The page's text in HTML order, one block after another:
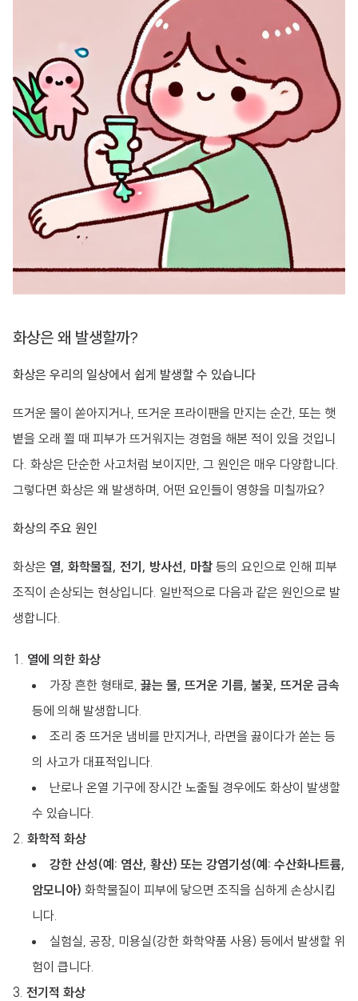
화상은 왜 발생할까?
화상은 우리의 일상에서 쉽게 발생할 수 있습니다
뜨거운 물이 쏟아지거나, 뜨거운 프라이팬을 만지는 순간, 또는 햇
볕을 오래 쬘 때 피부가 뜨거워지는 경험을 해본 적이 있을 것입니
다. 화상은 단순한 사고처럼 보이지만, 그 원인은 매우 다양합니다.
그렇다면 화상은 왜 발생하며, 어떤 요인들이 영향을 미칠까요?
화상의 주요 원인
화상은 열, 화학물질, 전기, 방사선, 마찰 등의 요인으로 인해 피부
조직이 손상되는 현상입니다. 일반적으로 다음과 같은 원인으로 발
생합니다.
열에 의한 화상
가장 흔한 형태로, 끓는 물, 뜨거운 기름, 불꽃, 뜨거운 금속
등에 의해 발생합니다.
조리 중 뜨거운 냄비를 만지거나, 라면을 끓이다가 쏟는 등
의 사고가 대표적입니다.
난로나 온열 기구에 장시간 노출될 경우에도 화상이 발생할
수 있습니다.
화학적 화상
강한 산성(예: 염산, 황산) 또는 강염기성(예: 수산화나트륨,
암모니아) 화학물질이 피부에 닿으면 조직을 심하게 손상시킵
니다.
실험실, 공장, 미용실(강한 화학약품 사용) 등에서 발생할 위
험이 큽니다.
전기적 화상